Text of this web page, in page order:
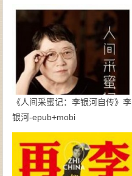
《人间采蜜记：李银河自传》李
银河-epub+mobi